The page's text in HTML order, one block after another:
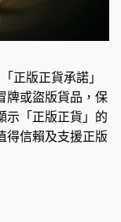
正版正貨承諾」
牌或盜版貨品，保
示「正版正貨」的
得信賴及支援正版